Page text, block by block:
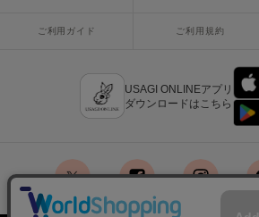
Philly chocolate
フィリーチョコレート
ご利用ガイド ご利用規約
USAGI ONLINEアプリ
ダウンロードはこちら
x facebook